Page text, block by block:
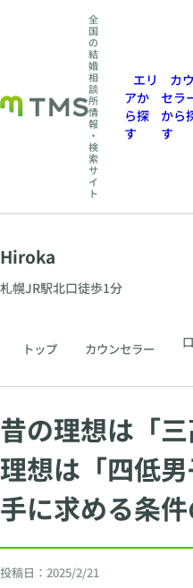
全
国
の
結
婚
相
談
所
情
報
・
検
索
サ
イ
ト
エリ
アか
ら探
す
カ
セラ
から
す
Hiroka
札幌JR駅北口徒歩1分
トップ カウンセラー
昔の理想は「
理想は「四低
手に求める条
投稿日： 2025/2/21